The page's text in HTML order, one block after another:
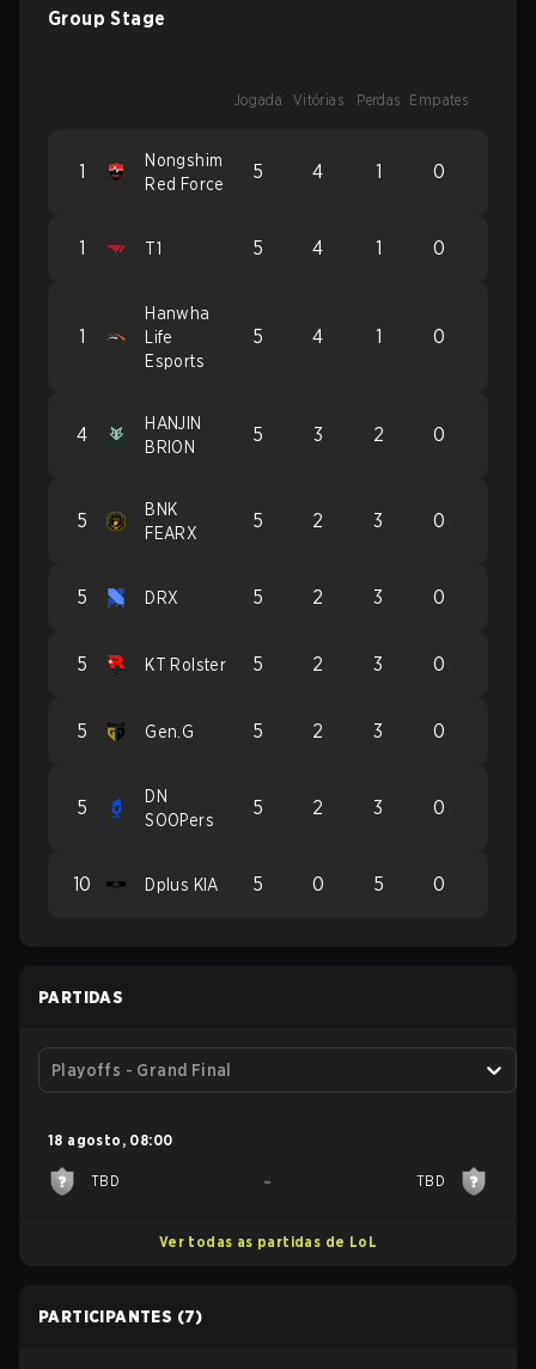
Group Stage
Jogada Vitórias Perdas Empates
1
Nongshim
Red Force
5 4 1 0
1 T1 5 4 1 0
1
Hanwha
Life
Esports
5 4 1 0
4
HANJIN
BRION
5 3 2 0
5
BNK
FEARX
5 2 3 0
5 DRX 5 2 3 0
5 KT Rolster 5 2 3 0
5 Gen.G 5 2 3 0
5
DN
SOOPers
5 2 3 0
10 Dplus KIA 5 0 5 0
PARTIDAS
Playoffs - Grand Final
18 agosto , 08:00
TBD - TBD
Ver todas as partidas de LoL
PARTICIPANTES (7)